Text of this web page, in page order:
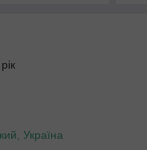
Україна